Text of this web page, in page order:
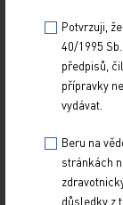
nehty), a u
při léčbě
tolerabilitě
léčbě torpidní
dlouhodobě
Potvrzuji,
40/1995
předpisů,
přípravky
vydávat.
Beru na
stránkách
důsledky z